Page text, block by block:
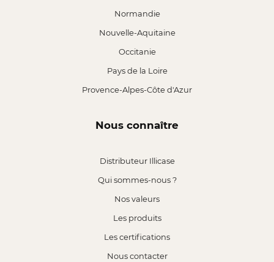
Normandie
Nouvelle-Aquitaine
Occitanie
Pays de la Loire
Provence-Alpes-Côte d'Azur
Nous connaître
Distributeur Illicase
Qui sommes-nous ?
Nos valeurs
Les produits
Les certifications
Nous contacter